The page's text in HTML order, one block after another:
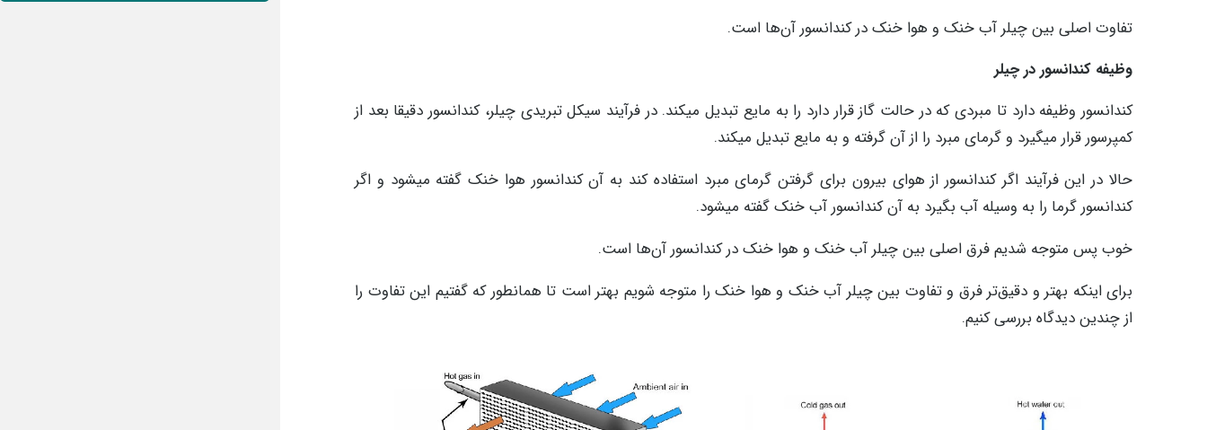
تفاوت اصلی بین چیلر آب خنک و هوا خنک در کندانسور آن‌ها است.
وظیفه کندانسور در چیلر
کندانسور وظیفه دارد تا مبردی که در حالت گاز قرار دارد را به مایع تبدیل میکند. در فرآیند سیکل تبریدی چیلر، کندانسور دقیقا بعد از
کمپرسور قرار میگیرد و گرمای مبرد را از آن گرفته و به مایع تبدیل میکند.
حالا در این فرآیند اگر کندانسور از هوای بیرون برای گرفتن گرمای مبرد استفاده کند به آن کندانسور هوا خنک گفته میشود و اگر
کندانسور گرما را به وسیله آب بگیرد به آن کندانسور آب خنک گفته میشود.
خوب پس متوجه شدیم فرق اصلی بین چیلر آب خنک و هوا خنک در کندانسور آن‌ها است.
برای اینکه بهتر و دقیق‌تر فرق و تفاوت بین چیلر آب خنک و هوا خنک را متوجه شویم بهتر است تا همانطور که گفتیم این تفاوت را
از چندین دیدگاه بررسی کنیم.